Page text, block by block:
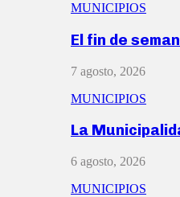
MUNICIPIOS
El fin de
7 agosto, 2026
MUNICIPIOS
La
6 agosto, 2026
MUNICIPIOS